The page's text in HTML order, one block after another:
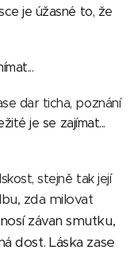
je úžasné to, že
dar ticha, poznání
je se zajímat...
stejně tak její
zda milovat
závan smutku,
dost. Láska zase